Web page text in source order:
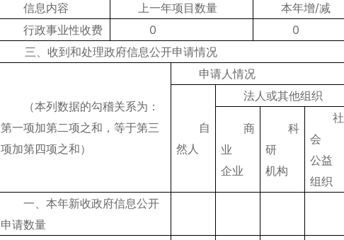
信息内容
上一年项目数量
本年增/减
行政事业性收费
0
0
三、收到和处理政府信息公开申请情况
（本列数据的勾稽关系为：
第一项加第二项之和，等于第三
项加第四项之和）
申请人情况
自
然人
法人或其他组织
商
业
企业
科
研
机构
社
会
公益
组织
一、本年新收政府信息公开
申请数量